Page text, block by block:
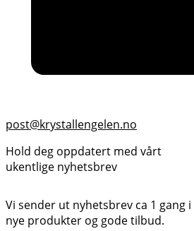
post@krystallengelen.no
Hold deg oppdatert med vårt
ukentlige nyhetsbrev
Vi sender ut nyhetsbrev ca 1 gang
nye produkter og gode tilbud.